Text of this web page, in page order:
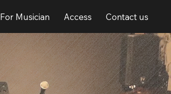
For Musician Access Contact us